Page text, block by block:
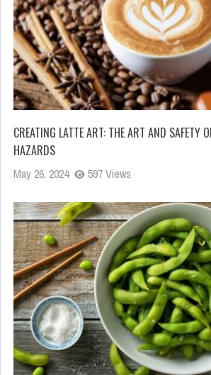
CREATING LATTE ART: THE ART AND SAFETY
HAZARDS
May 26, 2024 597 Views